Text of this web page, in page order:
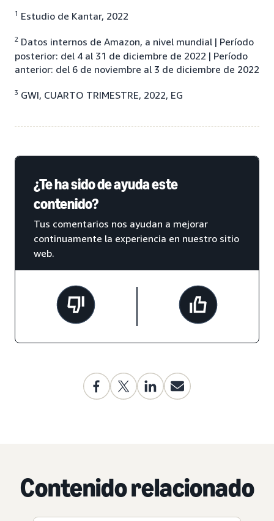
1 Estudio de Kantar, 2022
2 Datos internos de Amazon, a nivel mundial | Período
posterior: del 4 al 31 de diciembre de 2022 | Período
anterior: del 6 de noviembre al 3 de diciembre de 2022
3 GWI, CUARTO TRIMESTRE, 2022, EG
¿Te ha sido de ayuda este
contenido?
Tus comentarios nos ayudan a mejorar
continuamente la experiencia en nuestro sitio
web.
Contenido relacionado